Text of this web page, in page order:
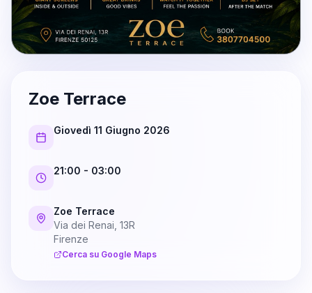
Zoe Terrace
Giovedì 11 Giugno 2026
21:00 - 03:00
Zoe Terrace
Via dei Renai, 13R
Firenze
Cerca su Google Maps